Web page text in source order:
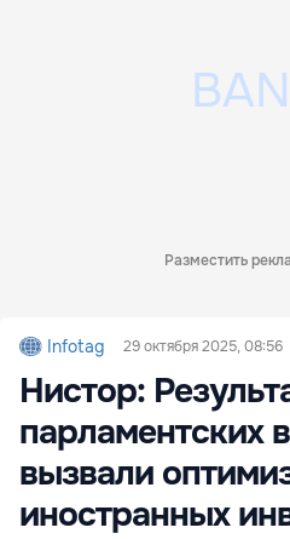
Разместить
Infotag 29 октября 2025, 08:56
Нистор:
парламентских
вызвали
иностранных